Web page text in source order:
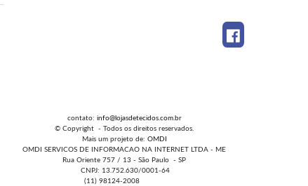
contato: info@lojasdetecidos.com.br
© Copyright - Todos os direitos reservados.
Mais um projeto de: OMDI
OMDI SERVICOS DE INFORMACAO NA INTERNET LTDA - ME
Rua Oriente 757 / 13 - São Paulo - SP
CNPJ: 13.752.630/0001-64
(11) 98124-2008